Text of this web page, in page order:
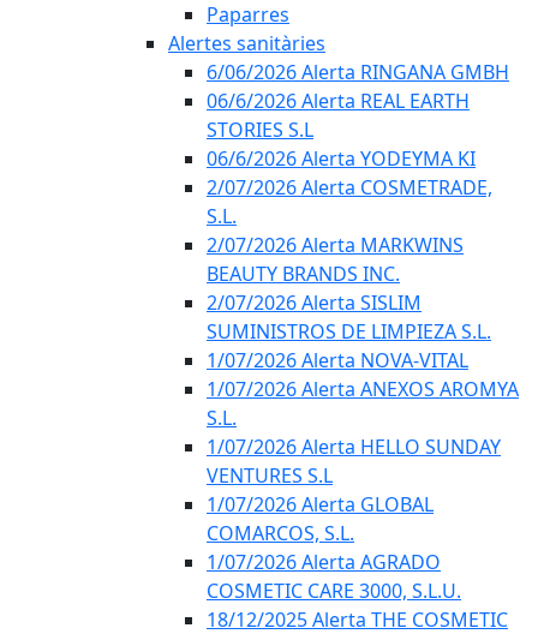
Paparres
Alertes sanitàries
6/06/2026 Alerta RINGANA GMBH
06/6/2026 Alerta REAL EARTH
STORIES S.L
06/6/2026 Alerta YODEYMA KI
2/07/2026 Alerta COSMETRADE,
S.L.
2/07/2026 Alerta MARKWINS
BEAUTY BRANDS INC.
2/07/2026 Alerta SISLIM
SUMINISTROS DE LIMPIEZA S.L.
1/07/2026 Alerta NOVA-VITAL
1/07/2026 Alerta ANEXOS AROMYA
S.L.
1/07/2026 Alerta HELLO SUNDAY
VENTURES S.L
1/07/2026 Alerta GLOBAL
COMARCOS, S.L.
1/07/2026 Alerta AGRADO
COSMETIC CARE 3000, S.L.U.
18/12/2025 Alerta THE COSMETIC